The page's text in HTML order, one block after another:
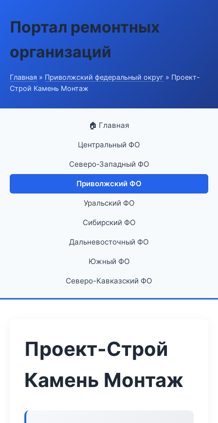
Портал ремонтных
организаций
Главная » Приволжский федеральный округ » Проект-
Строй Камень Монтаж
🏠 Главная
Центральный ФО
Северо-Западный ФО
Приволжский ФО
Уральский ФО
Сибирский ФО
Дальневосточный ФО
Южный ФО
Северо-Кавказский ФО
Проект-Строй
Камень Монтаж